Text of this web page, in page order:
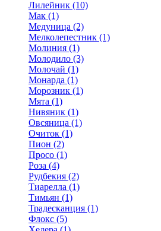
Лилейник (10)
Мак (1)
Медуница (2)
Мелколепестник (1)
Молиния (1)
Молодило (3)
Молочай (1)
Монарда (1)
Морозник (1)
Мята (1)
Нивяник (1)
Овсяница (1)
Очиток (1)
Пион (2)
Просо (1)
Роза (4)
Рудбекия (2)
Тиарелла (1)
Тимьян (1)
Традесканция (1)
Флокс (5)